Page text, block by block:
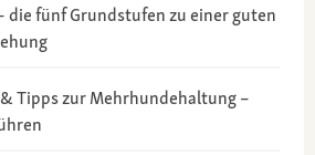
die fünf Grundstufen zu einer guten
Tipps zur Mehrhundehaltung –